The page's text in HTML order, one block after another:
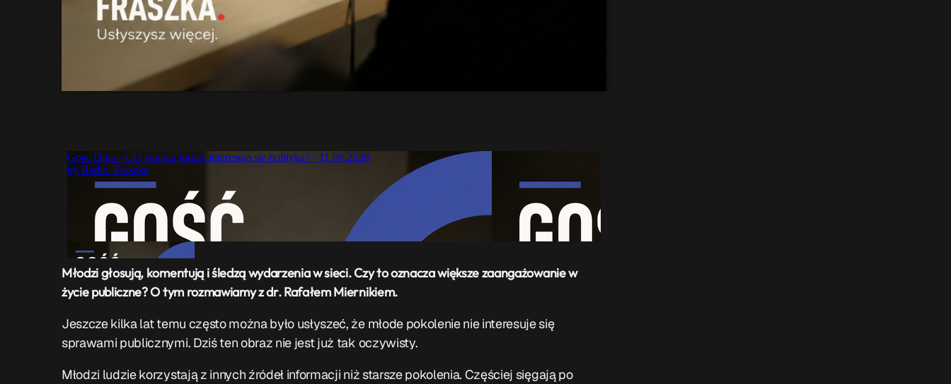
Młodzi głosują, komentują i śledzą wydarzenia w sieci. Czy to oznacza większe zaangażowanie w
życie publiczne? O tym rozmawiamy z dr. Rafałem Miernikiem.
Jeszcze kilka lat temu często można było usłyszeć, że młode pokolenie nie interesuje się
sprawami publicznymi. Dziś ten obraz nie jest już tak oczywisty.
Młodzi ludzie korzystają z innych źródeł informacji niż starsze pokolenia. Częściej sięgają po